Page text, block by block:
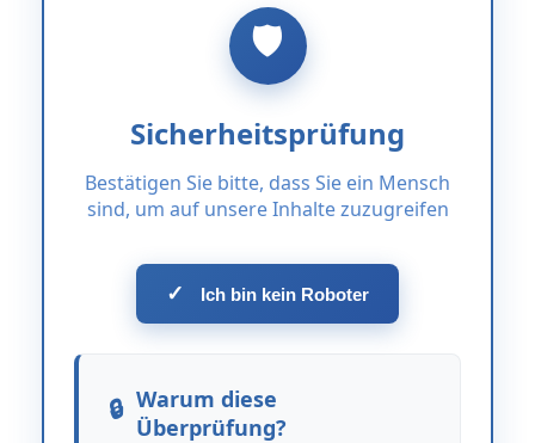
Sicherheitsprüfung
Bestätigen Sie bitte, dass Sie ein Mensch
sind, um auf unsere Inhalte zuzugreifen
✓ Ich bin kein Roboter
Warum diese
Überprüfung?